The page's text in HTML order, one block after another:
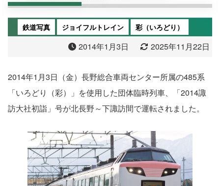
鉄道写真 ジョイフルトレイン 彩（いろどり）
2014年1月3日 2025年11月22日
2014年1月3日（金）長野総合車両センター所属の485系
「いろどり（彩）」を使用した団体臨時列車、「2014諏
訪大社初詣」号が北長野～下諏訪間で運転されました。